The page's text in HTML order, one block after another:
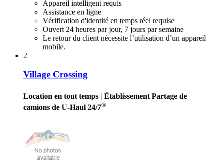
Appareil intelligent requis
Assistance en ligne
Vérification d'identité en temps réel requise
Ouvert 24 heures par jour, 7 jours par semaine
Le retour du client nécessite l’utilisation d’un appareil
mobile.
2
Village Crossing
Location en tout temps | Établissement Partage de
camions de U-Haul 24/7®